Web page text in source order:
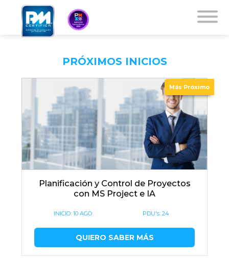
PRÓXIMOS INICIOS
Más Próximo
Planificación y Control de Proyectos
con MS Project e IA
INICIO:10 AGO PDU's: 24
QUIERO SABER MÁS